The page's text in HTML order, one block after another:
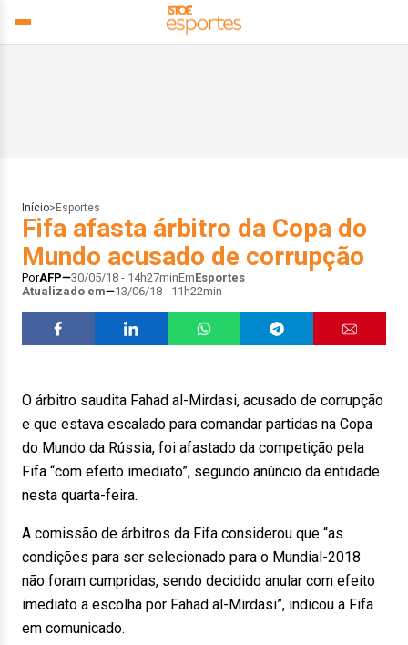
Início> Esportes
Fifa afasta árbitro da Copa do
Mundo acusado de corrupção
PorAFP 30/05/18 - 14h27minEmEsportes
Atualizado em
13/06/18 - 11h22min
O árbitro saudita Fahad al-Mirdasi, acusado de corrupção
e que estava escalado para comandar partidas na Copa
do Mundo da Rússia, foi afastado da competição pela
Fifa “com efeito imediato”, segundo anúncio da entidade
nesta quarta-feira.
A comissão de árbitros da Fifa considerou que “as
condições para ser selecionado para o Mundial-2018
não foram cumpridas, sendo decidido anular com efeito
imediato a escolha por Fahad al-Mirdasi”, indicou a Fifa
em comunicado.